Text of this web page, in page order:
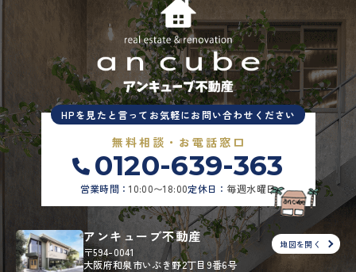
HPを見たと言ってお気軽にお問い合わせください
無料相談・お電話窓口
0120-639-363
営業時間：10:00〜18:00定休日： 毎週水曜日
アンキューブ不動産
〒594-0041
大阪府和泉市いぶき野2丁目9番6号
地図を開く